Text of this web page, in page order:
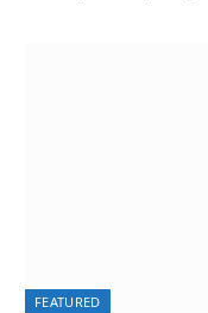
FEATURED